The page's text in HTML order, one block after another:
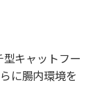
型キャットフー
に腸内環境を